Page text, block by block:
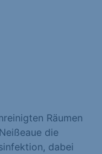
Räumen
die
dabei